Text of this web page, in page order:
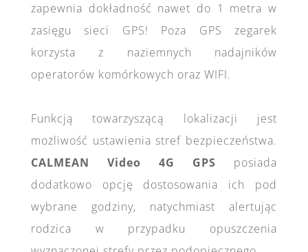
zapewnia dokładność nawet do 1 metra w
zasięgu sieci GPS! Poza GPS zegarek
korzysta z naziemnych nadajników
operatorów komórkowych oraz WIFI.
Funkcją towarzyszącą lokalizacji jest
możliwość ustawienia stref bezpieczeństwa.
CALMEAN Video 4G GPS posiada
dodatkowo opcję dostosowania ich pod
wybrane godziny, natychmiast alertując
rodzica w przypadku opuszczenia